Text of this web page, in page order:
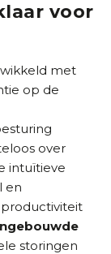
voor
met
op de
over
intuïtieve
en
storingen